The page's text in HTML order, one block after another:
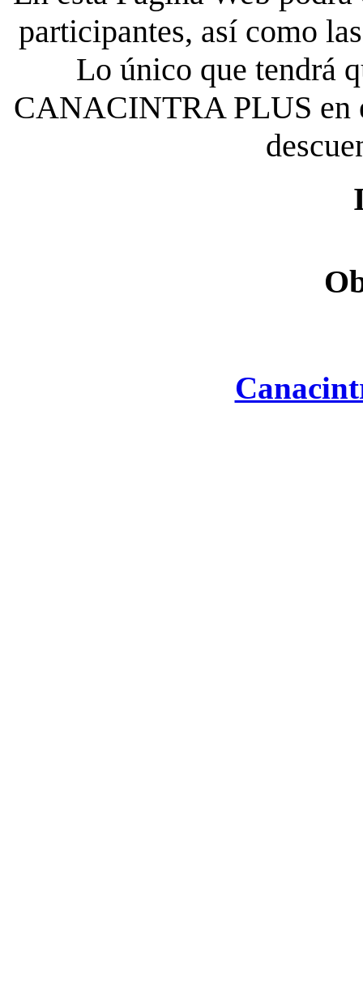
participantes, así como
Lo único que tendrá
CANACINTRA PLUS en